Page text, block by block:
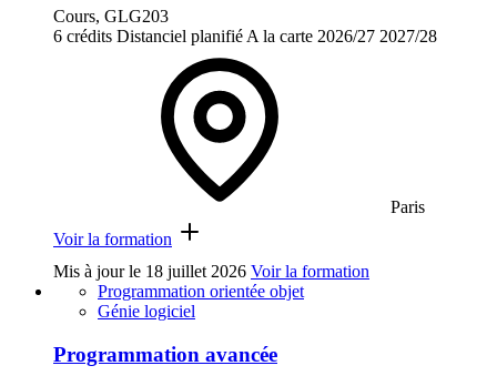
Cours, GLG203
6 crédits Distanciel planifié A la carte 2026/27 2027/28
Paris
Voir la formation
Mis à jour le 18 juillet 2026 Voir la formation
Programmation orientée objet
Génie logiciel
Programmation avancée